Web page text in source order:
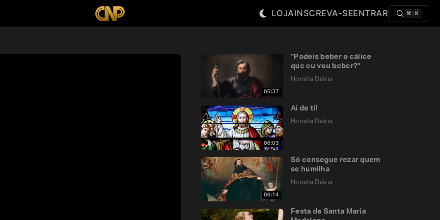
LOJAINSCREVA-SEENTRAR ⌘ K
05:37
“Podeis beber o cálice
que eu vou beber?”
Homilia Diária
06:03
Ai de ti!
Homilia Diária
06:14
Só consegue rezar quem
se humilha
Homilia Diária
Festa de Santa Maria